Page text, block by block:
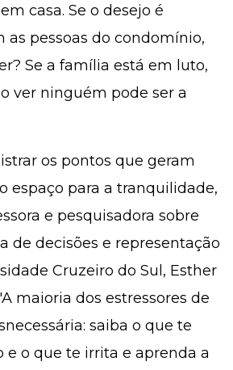
casa. Se o desejo é
as pessoas do condomínio,
Se a família está em luto,
ver ninguém pode ser a
os pontos que geram
espaço para a tranquilidade,
e pesquisadora sobre
de decisões e representação
Cruzeiro do Sul, Esther
maioria dos estressores de
saiba o que te
o que te irrita e aprenda a